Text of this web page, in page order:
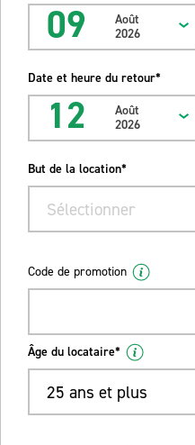
09
Août
2026
Date et heure du retour*
12
Août
2026
But de la location*
Sélectionner
Code de promotion
Âge du locataire*
25 ans et plus